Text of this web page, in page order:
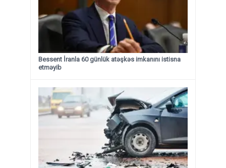
Bessent İranla 60 günlük atəşkəs imkanını istisna
etməyib